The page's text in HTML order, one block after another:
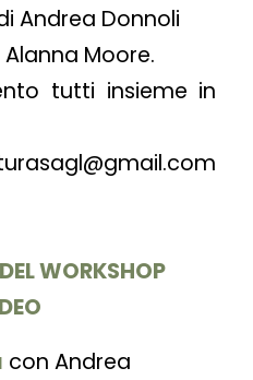
Andrea Donnoli
Moore.
tutti insieme in
WORKSHOP
con Andrea